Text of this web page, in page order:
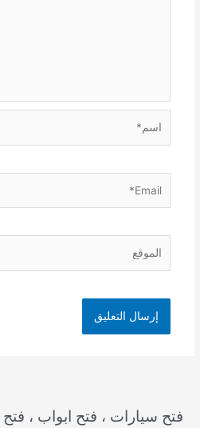
فتح سيارات ، فتح ابواب ،